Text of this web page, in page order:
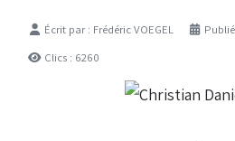
DétailsÉcrit par : Frédéric VOEGEL
Clics : 6260